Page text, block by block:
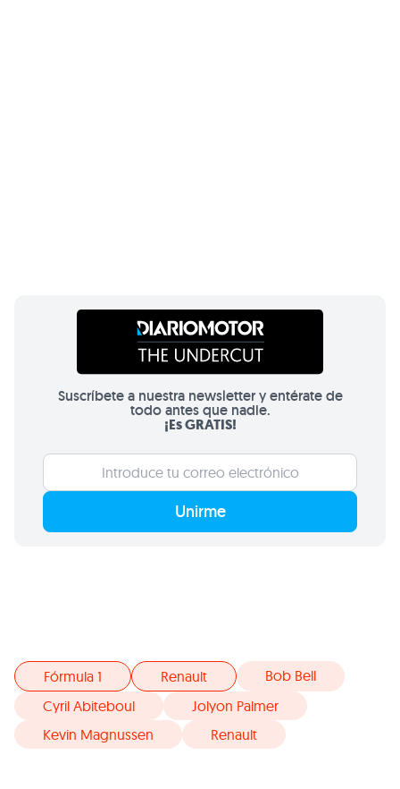
Suscríbete a nuestra newsletter y entérate de
todo antes que nadie.
¡Es GRATIS!
Unirme
Fórmula 1 Renault
Bob Bell
Cyril Abiteboul
Jolyon Palmer
Kevin Magnussen
Renault